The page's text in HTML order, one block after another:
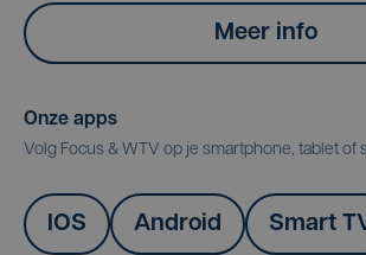
Meer info
Onze apps
Volg Focus & WTV op je smartphone, tablet of
IOS Android Smart